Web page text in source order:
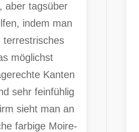
aber tagsüber
indem man
terrestrisches
möglichst
Kanten
sehr feinfühlig
sieht man an
farbige Moire-